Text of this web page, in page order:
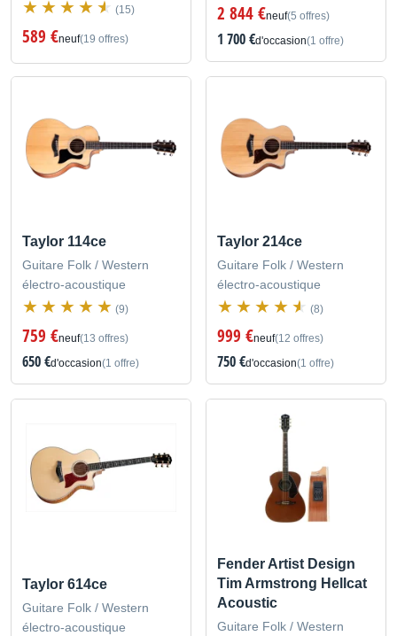
(15)
589 €neuf(19 offres)
2 844 €neuf(5 offres)
1 700 €d'occasion(1 offre)
Taylor 114ce
Guitare Folk / Western
électro-acoustique
(9)
759 €neuf(13 offres)
650 €d'occasion(1 offre)
Taylor 214ce
Guitare Folk / Western
électro-acoustique
(8)
999 €neuf(12 offres)
750 €d'occasion(1 offre)
Taylor 614ce
Guitare Folk / Western
électro-acoustique
Fender Artist Design
Tim Armstrong Hellcat
Acoustic
Guitare Folk / Western